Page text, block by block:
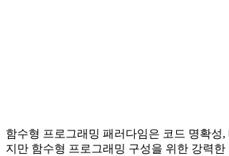
함수형 프로그래밍 패러다임은 코드 명확성
지만 함수형 프로그래밍 구성을 위한 강력